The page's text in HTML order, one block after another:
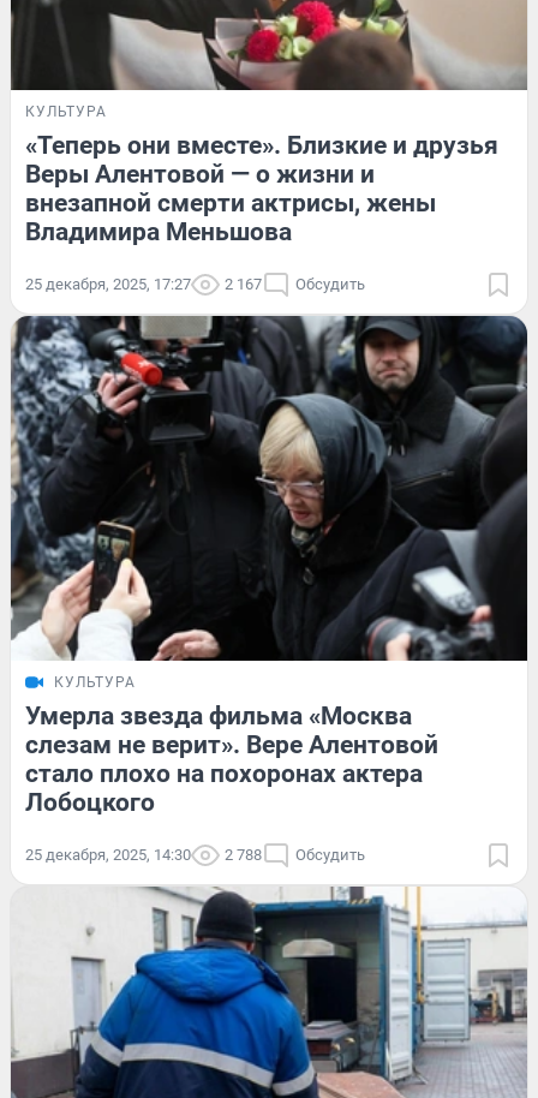
КУЛЬТУРА
«Теперь они вместе». Близкие и друзья
Веры Алентовой — о жизни и
внезапной смерти актрисы, жены
Владимира Меньшова
25 декабря, 2025, 17:27 2 167 Обсудить
КУЛЬТУРА
Умерла звезда фильма «Москва
слезам не верит». Вере Алентовой
стало плохо на похоронах актера
Лобоцкого
25 декабря, 2025, 14:30 2 788 Обсудить